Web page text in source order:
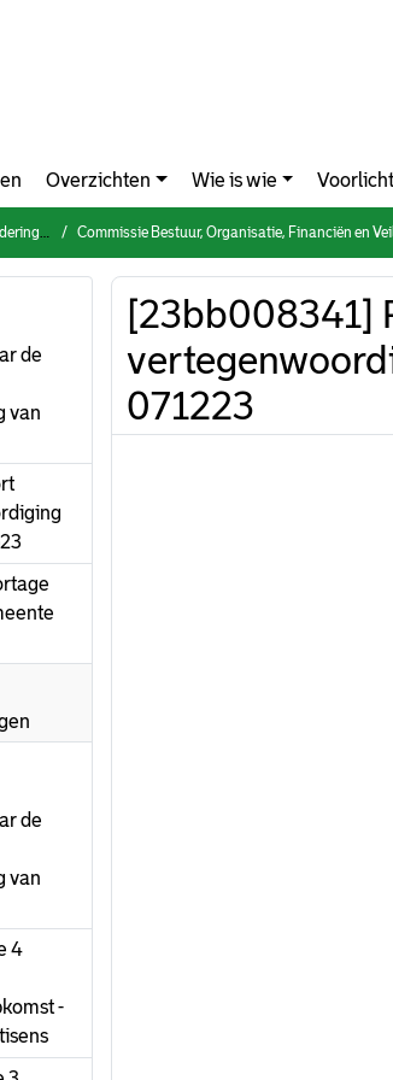
Overzichten Wie is wie
Commissie Bestuur, Organisatie, Financiën en Veiligheid (2022 - 2026)
de
van
de
van
4
-
[23bb008341]
071223